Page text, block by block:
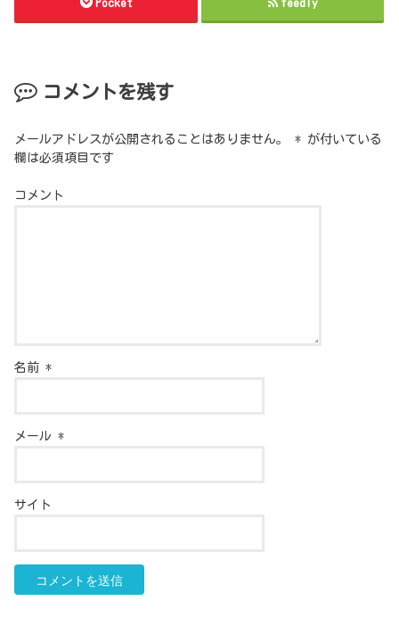
コメントを残す
メールアドレスが公開されることはありません。 * が付いている
欄は必須項目です
コメント
名前*
メール*
サイト